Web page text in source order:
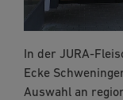
In der JURA-
Ecke
Auswahl an